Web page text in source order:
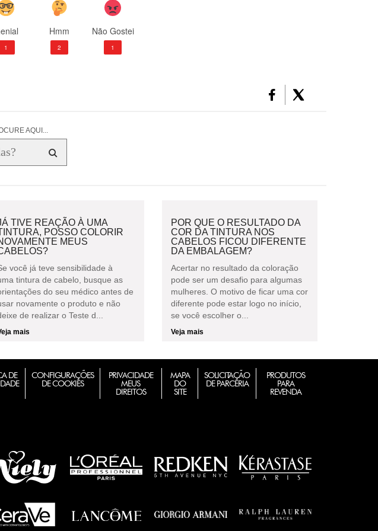
1
Hmm
2
Não Gostei
1
AQUI...
TIVE REAÇÃO À UMA
POSSO COLORIR
MEUS
você já teve sensibilidade à
tintura de cabelo, busque as
do seu médico antes de
novamente o produto e não
de realizar o Teste d...
mais
POR QUE O RESULTADO DA
COR DA TINTURA NOS
CABELOS FICOU DIFERENTE
DA EMBALAGEM?
Acertar no resultado da coloração
pode ser um desafio para algumas
mulheres. O motivo de ficar uma cor
diferente pode estar logo no início,
se você escolher o...
Veja mais
DE
CONFIGURAÇÕES
DE COOKIES
PRIVACIDADE
MEUS
DIREITOS
MAPA
DO
SITE
SOLICITAÇÃO
DE PARCERIA
PRODUTOS
PARA
REVENDA